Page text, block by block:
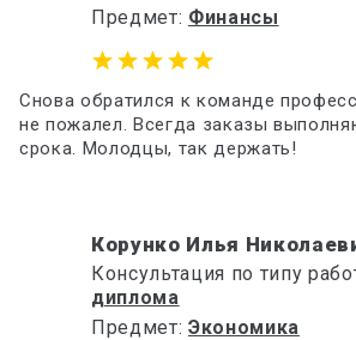
Предмет: Финансы
Снова обратился к команде
не пожалел. Всегда заказы
срока. Молодцы, так держать!
Корунко Илья
Консультация по типу
диплома
Предмет: Экономика